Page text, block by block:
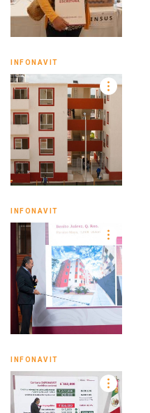
INFONAVIT
INFONAVIT
INFONAVIT